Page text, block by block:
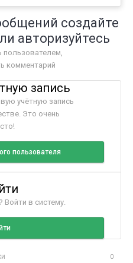
создайте
авторизуйтесь
комментарий
запись
учётную запись
Это очень
пользователя
Войти в систему.
0